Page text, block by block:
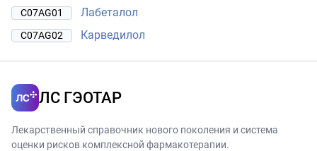
C07AG01 Лабеталол
C07AG02 Карведилол
ЛС ГЭОТАР
Лекарственный справочник нового поколения и система
оценки рисков комплексной фармакотерапии.